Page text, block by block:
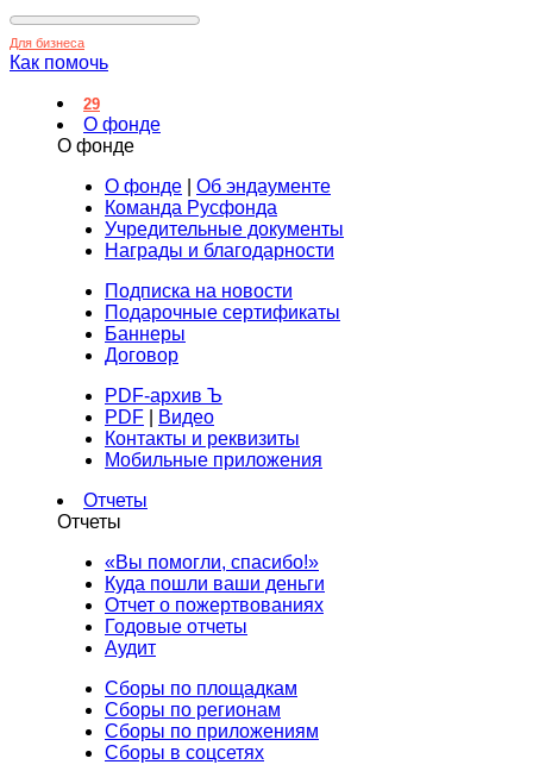
Для бизнеса
Как помочь
29
О фонде
О фонде
О фонде
Об эндаументе
Команда Русфонда
Учредительные документы
Награды и благодарности
Подписка на новости
Подарочные сертификаты
Баннеры
Договор
PDF-архив Ъ
PDF
Видео
Контакты и реквизиты
Мобильные приложения
Отчеты
Отчеты
«Вы помогли, спасибо!»
Куда пошли ваши деньги
Отчет о пожертвованиях
Годовые отчеты
Аудит
Сборы по площадкам
Сборы по регионам
Сборы по приложениям
Сборы в соцсетях